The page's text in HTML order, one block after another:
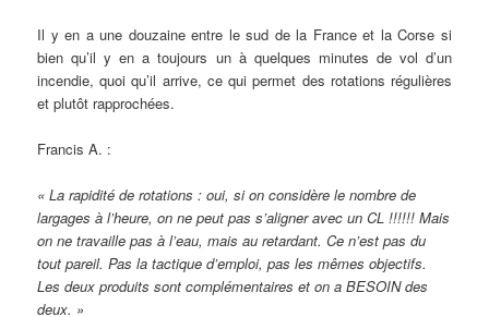
Il y en a une douzaine entre le sud de la France et la Corse si
bien qu’il y en a toujours un à quelques minutes de vol d’un
incendie, quoi qu’il arrive, ce qui permet des rotations régulières
et plutôt rapprochées.
Francis A. :
« La rapidité de rotations : oui, si on considère le nombre de
largages à l’heure, on ne peut pas s’aligner avec un CL !!!!!! Mais
on ne travaille pas à l’eau, mais au retardant. Ce n’est pas du
tout pareil. Pas la tactique d’emploi, pas les mêmes objectifs.
Les deux produits sont complémentaires et on a BESOIN des
deux. »